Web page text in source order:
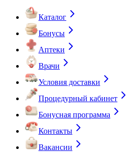
Каталог
Бонусы
Аптеки
Врачи
Условия доставки
Процедурный кабинет
Бонусная программа
Контакты
Вакансии